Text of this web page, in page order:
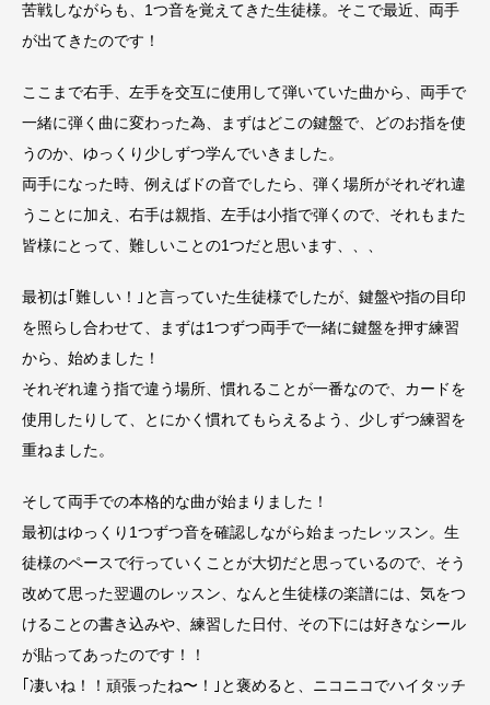
苦戦しながらも、1つ音を覚えてきた生徒様。そこで最近、両手
が出てきたのです！
ここまで右手、左手を交互に使用して弾いていた曲から、両手で
一緒に弾く曲に変わった為、まずはどこの鍵盤で、どのお指を使
うのか、ゆっくり少しずつ学んでいきました。
両手になった時、例えばドの音でしたら、弾く場所がそれぞれ違
うことに加え、右手は親指、左手は小指で弾くので、それもまた
皆様にとって、難しいことの1つだと思います、、、
最初は｢難しい！｣と言っていた生徒様でしたが、鍵盤や指の目印
を照らし合わせて、まずは1つずつ両手で一緒に鍵盤を押す練習
から、始めました！
それぞれ違う指で違う場所、慣れることが一番なので、カードを
使用したりして、とにかく慣れてもらえるよう、少しずつ練習を
重ねました。
そして両手での本格的な曲が始まりました！
最初はゆっくり1つずつ音を確認しながら始まったレッスン。生
徒様のペースで行っていくことが大切だと思っているので、そう
改めて思った翌週のレッスン、なんと生徒様の楽譜には、気をつ
けることの書き込みや、練習した日付、その下には好きなシール
が貼ってあったのです！！
｢凄いね！！頑張ったね〜！｣と褒めると、ニコニコでハイタッチ